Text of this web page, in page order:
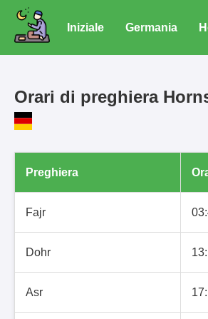
Iniziale Germania
Orari di preghiera
Preghiera
Fajr
Dohr
Asr